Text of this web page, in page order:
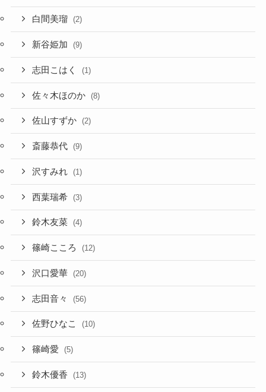
白間美瑠 (2)
新谷姫加 (9)
志田こはく (1)
佐々木ほのか (8)
佐山すずか (2)
斎藤恭代 (9)
沢すみれ (1)
西葉瑞希 (3)
鈴木友菜 (4)
篠崎こころ (12)
沢口愛華 (20)
志田音々 (56)
佐野ひなこ (10)
篠崎愛 (5)
鈴木優香 (13)